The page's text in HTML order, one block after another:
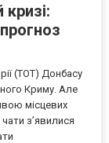
(ТОТ) Донбасу
Криму. Але
місцевих
з’явилися